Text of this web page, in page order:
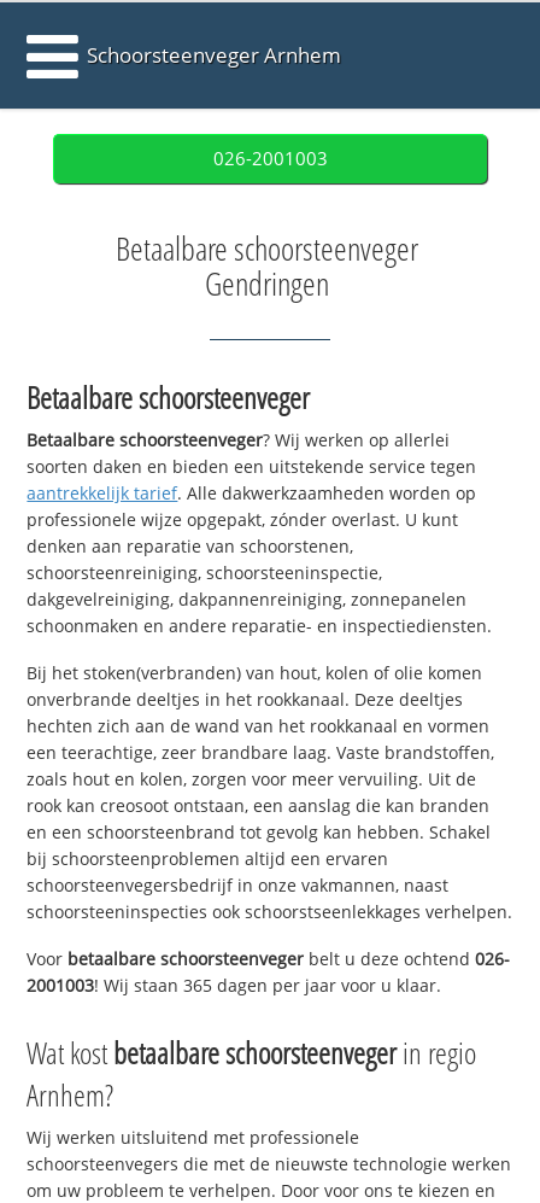
Schoorsteenveger Arnhem
026-2001003
Betaalbare schoorsteenveger
Gendringen
Betaalbare schoorsteenveger
Betaalbare schoorsteenveger? Wij werken op allerlei
soorten daken en bieden een uitstekende service tegen
aantrekkelijk tarief. Alle dakwerkzaamheden worden op
professionele wijze opgepakt, zónder overlast. U kunt
denken aan reparatie van schoorstenen,
schoorsteenreiniging, schoorsteeninspectie,
dakgevelreiniging, dakpannenreiniging, zonnepanelen
schoonmaken en andere reparatie- en inspectiediensten.
Bij het stoken(verbranden) van hout, kolen of olie komen
onverbrande deeltjes in het rookkanaal. Deze deeltjes
hechten zich aan de wand van het rookkanaal en vormen
een teerachtige, zeer brandbare laag. Vaste brandstoffen,
zoals hout en kolen, zorgen voor meer vervuiling. Uit de
rook kan creosoot ontstaan, een aanslag die kan branden
en een schoorsteenbrand tot gevolg kan hebben. Schakel
bij schoorsteenproblemen altijd een ervaren
schoorsteenvegersbedrijf in onze vakmannen, naast
schoorsteeninspecties ook schoorstseenlekkages verhelpen.
Voor betaalbare schoorsteenveger belt u deze ochtend026-
2001003! Wij staan 365 dagen per jaar voor u klaar.
Wat kostbetaalbare schoorsteenvegerin regio
Arnhem?
Wij werken uitsluitend met professionele
schoorsteenvegers die met de nieuwste technologie werken
om uw probleem te verhelpen. Door voor ons te kiezen en